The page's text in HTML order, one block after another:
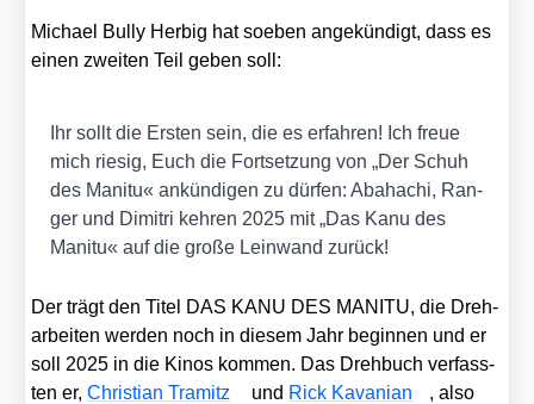
Micha­el Bul­ly Herbig hat soeben ange­kün­digt, dass es
einen zwei­ten Teil geben soll:
Ihr sollt die Ers­ten sein, die es erfah­ren! Ich freue
mich rie­sig, Euch die Fort­set­zung von „Der Schuh
des Mani­tu« ankün­di­gen zu dür­fen: Aba­ha­chi, Ran­
ger und Dimi­t­ri keh­ren 2025 mit „Das Kanu des
Mani­tu« auf die gro­ße Lein­wand zurück!
Der trägt den Titel DAS KANU DES MANITU, die Dreh­
ar­bei­ten wer­den noch in die­sem Jahr begin­nen und er
soll 2025 in die Kinos kom­men. Das Dreh­buch ver­fass­
ten er,Chris­ti­an Tramitz und Rick Kava­ni­an
, also